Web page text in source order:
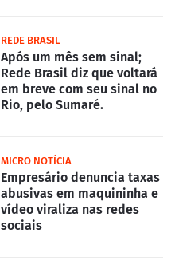
REDE BRASIL
Após um mês sem sinal;
Rede Brasil diz que voltará
em breve com seu sinal no
Rio, pelo Sumaré.
MICRO NOTÍCIA
Empresário denuncia taxas
abusivas em maquininha e
vídeo viraliza nas redes
sociais